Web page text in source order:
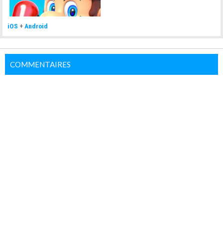
iOS + Android
COMMENTAIRES